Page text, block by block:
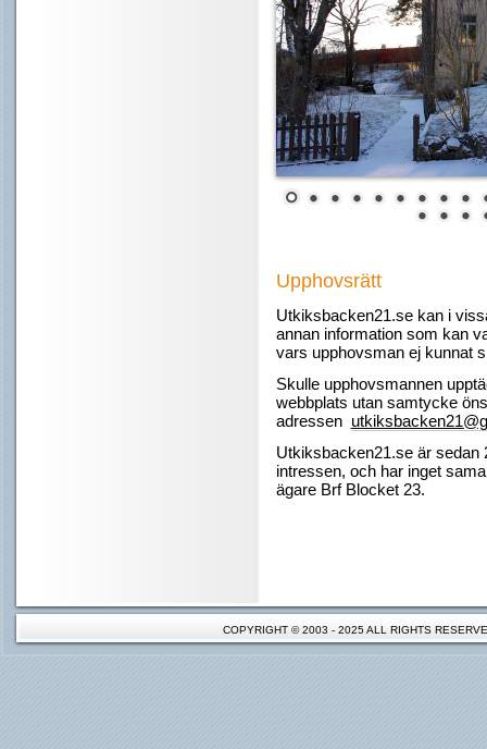
Upphovsrätt
Utkiksbacken21.se kan i
annan information som kan
vars upphovsman ej kunnat
Skulle upphovsmannen
webbplats utan samtycke
adressen
Utkiksbacken21.se är sedan
intressen, och har inget
ägare Brf Blocket 23.
COPYRIGHT © 2003 - 2025 ALL RIGHTS